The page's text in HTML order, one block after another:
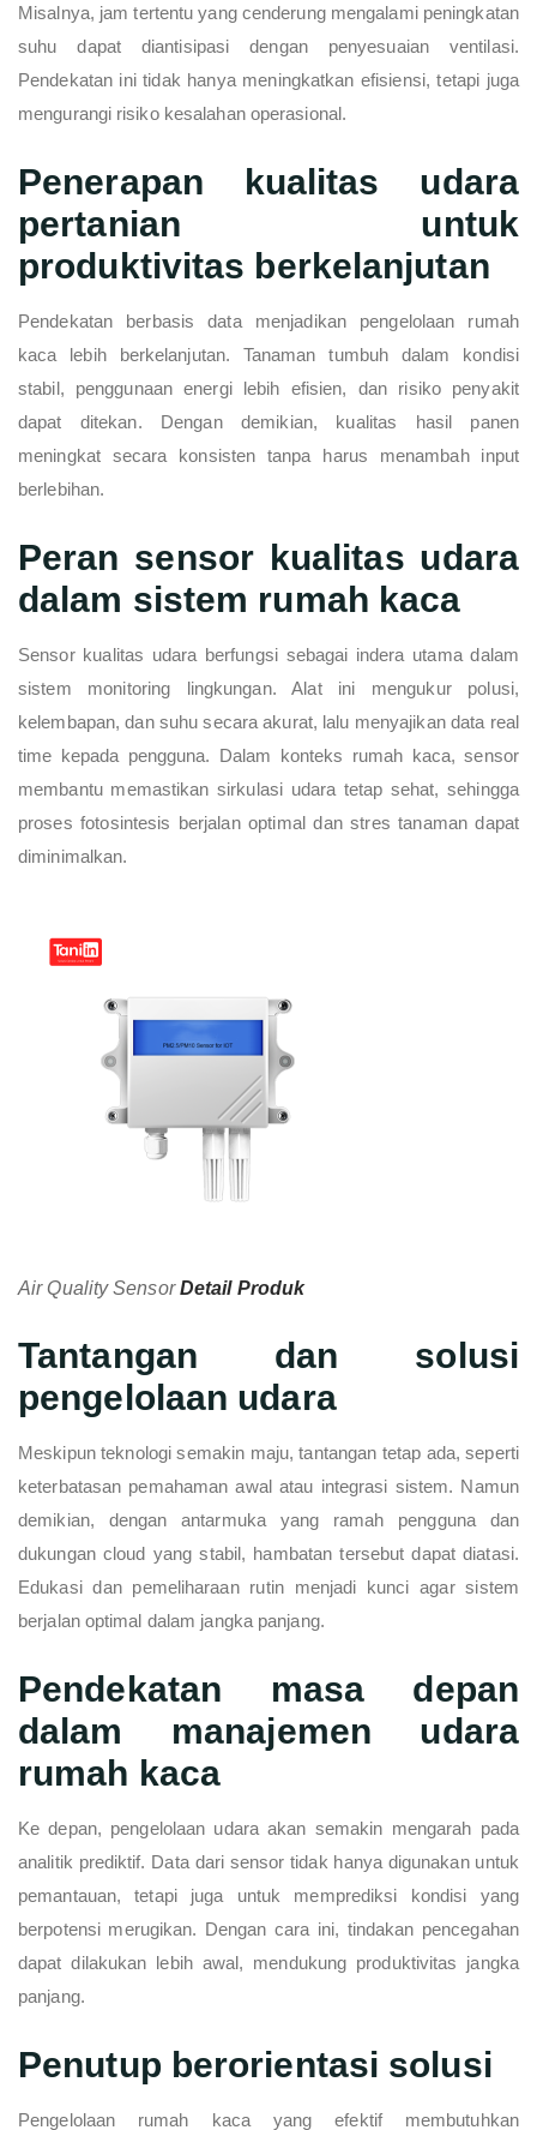
Misalnya, jam tertentu yang cenderung mengalami peningkatan
suhu dapat diantisipasi dengan penyesuaian ventilasi.
Pendekatan ini tidak hanya meningkatkan efisiensi, tetapi juga
mengurangi risiko kesalahan operasional.
Penerapan kualitas udara
pertanian untuk
produktivitas berkelanjutan
Pendekatan berbasis data menjadikan pengelolaan rumah
kaca lebih berkelanjutan. Tanaman tumbuh dalam kondisi
stabil, penggunaan energi lebih efisien, dan risiko penyakit
dapat ditekan. Dengan demikian, kualitas hasil panen
meningkat secara konsisten tanpa harus menambah input
berlebihan.
Peran sensor kualitas udara
dalam sistem rumah kaca
Sensor kualitas udara berfungsi sebagai indera utama dalam
sistem monitoring lingkungan. Alat ini mengukur polusi,
kelembapan, dan suhu secara akurat, lalu menyajikan data real
time kepada pengguna. Dalam konteks rumah kaca, sensor
membantu memastikan sirkulasi udara tetap sehat, sehingga
proses fotosintesis berjalan optimal dan stres tanaman dapat
diminimalkan.
Air Quality SensorDetail Produk
Tantangan dan solusi
pengelolaan udara
Meskipun teknologi semakin maju, tantangan tetap ada, seperti
keterbatasan pemahaman awal atau integrasi sistem. Namun
demikian, dengan antarmuka yang ramah pengguna dan
dukungan cloud yang stabil, hambatan tersebut dapat diatasi.
Edukasi dan pemeliharaan rutin menjadi kunci agar sistem
berjalan optimal dalam jangka panjang.
Pendekatan masa depan
dalam manajemen udara
rumah kaca
Ke depan, pengelolaan udara akan semakin mengarah pada
analitik prediktif. Data dari sensor tidak hanya digunakan untuk
pemantauan, tetapi juga untuk memprediksi kondisi yang
berpotensi merugikan. Dengan cara ini, tindakan pencegahan
dapat dilakukan lebih awal, mendukung produktivitas jangka
panjang.
Penutup berorientasi solusi
Pengelolaan rumah kaca yang efektif membutuhkan